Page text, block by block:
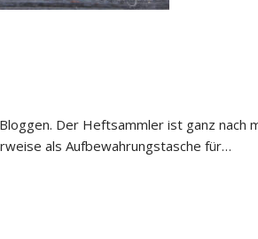
Der Heftsammler ist ganz nach
als Aufbewahrungstasche für…